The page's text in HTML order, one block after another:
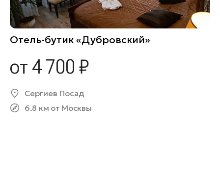
Отель-бутик «Дубровский»
от 4 700 ₽
Сергиев Посад
6.8 км от Москвы